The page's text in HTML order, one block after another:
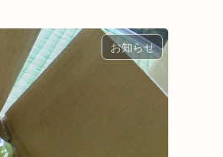
お知らせ